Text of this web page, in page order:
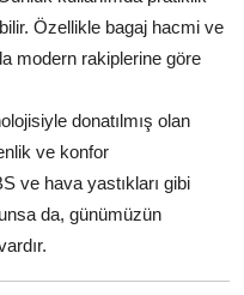
Özellikle bagaj hacmi ve
modern rakiplerine göre
donatılmış olan
ve konfor
ve hava yastıkları gibi
da, günümüzün